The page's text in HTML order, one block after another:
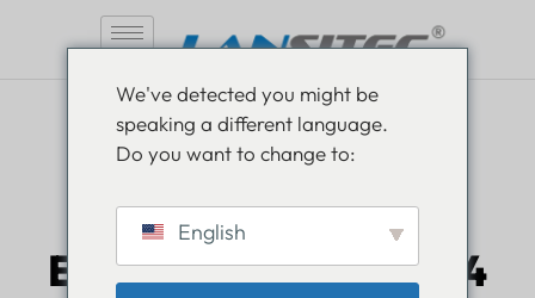
Etiqueta flexível B014
We've detected you might be
speaking a different language.
Do you want to change to:
English